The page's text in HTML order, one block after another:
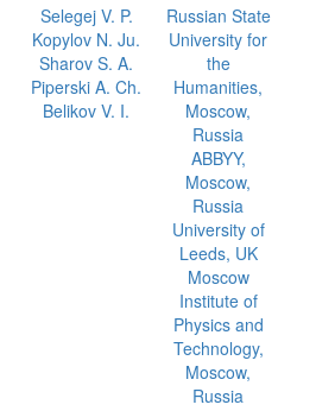
Selegej V. P.
Kopylov N. Ju.
Sharov S. A.
Piperski A. Ch.
Belikov V. I.
Russian State
University for
the
Humanities,
Moscow,
Russia
ABBYY,
Moscow,
Russia
University of
Leeds, UK
Moscow
Institute of
Physics and
Technology,
Moscow,
Russia